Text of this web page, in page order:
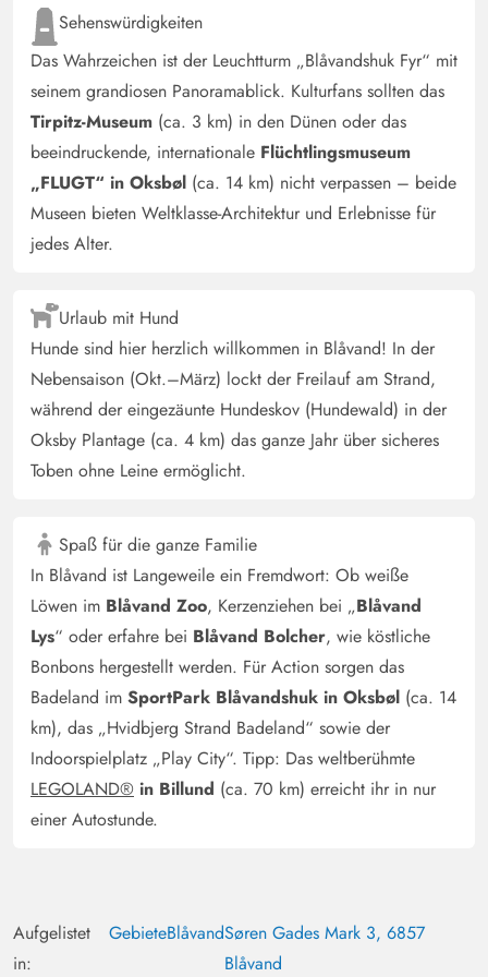
Vorhänge somit Bad immer danach nass. Grillzubehör
fehlen( Zange, Grillbürste, Anzündgestell kaputt) Ruhig
trotz Nähe zur Hauptstraße, Wenig Garten. Keine
Überdachung jedoch viele Sitzgelegenheiten draussen.
Sandkiste nicht gepflegt.
Gast
Deutschland
3.5 von 5
3.5 von 5
3.5 out of 5
27/04/2025
verbessern können: z.B. Duschvorhänge und Flitsche im
Bad. Im Vergleich zu anderen Häusern im Feriengebiet
fällt schon auf, dass das Haus (von außen und innen)
schon etwas in die Jahre gekommen ist. Das Interieur
könnte man liebevoller gestalten. Bis auf ein Zimmer,
sind die Zimmer sehr klein, wir sind mit 5 Erwachsenen
Sauna perfekte Beschäftigungsmöglichkeiten für Groß
und Klein. Auch der Außenbereich ist recht großzügig -
man hat alles, was man braucht (Liegen, Gartenmöbel,
Schaukel, Sandkasten). Die Lage ist super (20 Minuten
bis zum Strand, ca. 20 Minuten bis in die
Einkaufsstraße). Wir hatten eine nette Woche in Blåvand!
Im Bad im Poolbereich lag eine schimmelige Flitsche -
die hätte man erneuern können. Duschvorhänge erneuern
oder gegen Duschtüren eintauschen. Im kleinen Bad
fehlen Steckdosen. Grundsätzlich wirkt die Einrichtung
leicht abgenutzt (bis auf Küche) und man könnte mit
Sehenswürdigkeiten
Das Wahrzeichen ist der Leuchtturm „Blåvandshuk Fyr“ mit
seinem grandiosen Panoramablick. Kulturfans sollten das
Tirpitz-Museum (ca. 3 km) in den Dünen oder das
beeindruckende, internationale Flüchtlingsmuseum
„FLUGT“ in Oksbøl (ca. 14 km) nicht verpassen – beide
Museen bieten Weltklasse-Architektur und Erlebnisse für
jedes Alter.
Urlaub mit Hund
Hunde sind hier herzlich willkommen in Blåvand! In der
Nebensaison (Okt.–März) lockt der Freilauf am Strand,
während der eingezäunte Hundeskov (Hundewald) in der
Oksby Plantage (ca. 4 km) das ganze Jahr über sicheres
Toben ohne Leine ermöglicht.
Spaß für die ganze Familie
In Blåvand ist Langeweile ein Fremdwort: Ob weiße
Löwen im Blåvand Zoo, Kerzenziehen bei „Blåvand
Lys“ oder erfahre bei Blåvand Bolcher, wie köstliche
Bonbons hergestellt werden. Für Action sorgen das
Badeland im SportPark Blåvandshuk in Oksbøl (ca. 14
km), das „Hvidbjerg Strand Badeland“ sowie der
Indoorspielplatz „Play City“. Tipp: Das weltberühmte
LEGOLAND® in Billund (ca. 70 km) erreicht ihr in nur
einer Autostunde.
Aufgelistet
in:
GebieteBlåvandSøren Gades Mark 3, 6857
Blåvand